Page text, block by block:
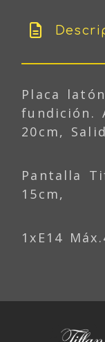
Placa
fundición.
20cm,
Pantalla
15cm,
1xE14